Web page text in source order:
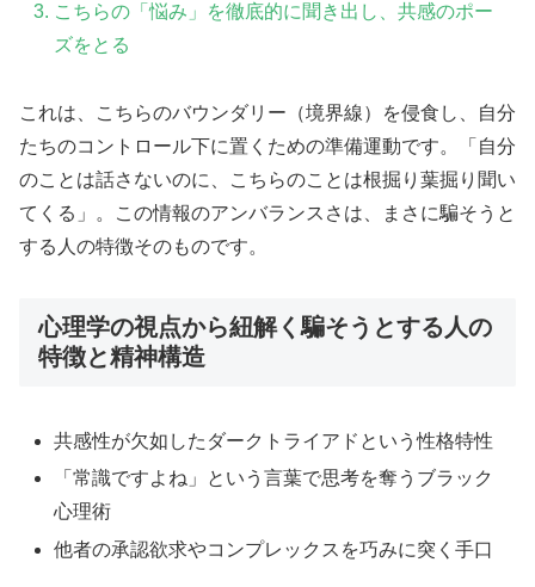
こちらの「悩み」を徹底的に聞き出し、共感のポー
ズをとる
これは、こちらのバウンダリー（境界線）を侵食し、自分
たちのコントロール下に置くための準備運動です。「自分
のことは話さないのに、こちらのことは根掘り葉掘り聞い
てくる」。この情報のアンバランスさは、まさに騙そうと
する人の特徴そのものです。
心理学の視点から紐解く騙そうとする人の
特徴と精神構造
共感性が欠如したダークトライアドという性格特性
「常識ですよね」という言葉で思考を奪うブラック
心理術
他者の承認欲求やコンプレックスを巧みに突く手口